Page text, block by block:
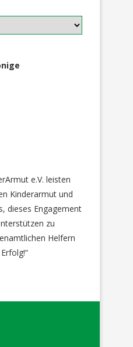
e.V. leisten
Kinderarmut und
dieses Engagement
zu
Helfern